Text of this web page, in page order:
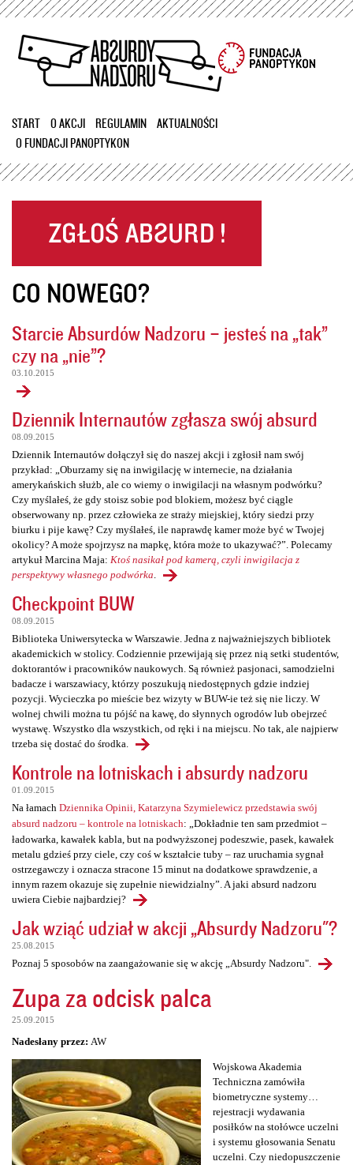
Przejdź
treści
START O AKCJI REGULAMIN
AKTUALNOŚCI
O FUNDACJI PANOPTYKON
CO NOWEGO?
Starcie Absurdów Nadzoru – jesteś na „tak”
czy na „nie”?
03.10.2015
Dziennik Internautów zgłasza swój absurd
08.09.2015
Dziennik Internautów dołączył się do naszej akcji i zgłosił nam swój
przykład: „Oburzamy się na inwigilację w internecie, na działania
amerykańskich służb, ale co wiemy o inwigilacji na własnym podwórku?
Czy myślałeś, że gdy stoisz sobie pod blokiem, możesz być ciągle
obserwowany np. przez człowieka ze straży miejskiej, który siedzi przy
biurku i pije kawę? Czy myślałeś, ile naprawdę kamer może być w Twojej
okolicy? A może spojrzysz na mapkę, która może to ukazywać?”. Polecamy
artykuł Marcina Maja: Ktoś nasikał pod kamerą, czyli inwigilacja z
perspektywy własnego podwórka
Checkpoint BUW
08.09.2015
Biblioteka Uniwersytecka w Warszawie. Jedna z najważniejszych bibliotek
akademickich w stolicy. Codziennie przewijają się przez nią setki studentów,
doktorantów i pracowników naukowych. Są również pasjonaci, samodzielni
badacze i warszawiacy, którzy poszukują niedostępnych gdzie indziej
pozycji. Wycieczka po mieście bez wizyty w BUW-ie też się nie liczy. W
wolnej chwili można tu pójść na kawę, do słynnych ogrodów lub obejrzeć
wystawę. Wszystko dla wszystkich, od ręki i na miejscu. No tak, ale najpierw
trzeba się dostać do środka.
Kontrole na lotniskach i absurdy nadzoru
01.09.2015
Na łamach Dziennika Opinii, Katarzyna Szymielewicz przedstawia swój
absurd nadzoru – kontrole na lotniskach: „Dokładnie ten sam przedmiot –
ładowarka, kawałek kabla, but na podwyższonej podeszwie, pasek, kawałek
metalu gdzieś przy ciele, czy coś w kształcie tuby – raz uruchamia sygnał
ostrzegawczy i oznacza stracone 15 minut na dodatkowe sprawdzenie, a
innym razem okazuje się zupełnie niewidzialny”. A jaki absurd nadzoru
uwiera Ciebie najbardziej?
Jak wziąć udział w akcji „Absurdy Nadzoru"?
25.08.2015
Poznaj 5 sposobów na zaangażowanie się w akcję „Absurdy Nadzoru".
Zupa za odcisk palca
25.09.2015
Nadesłany przez: AW
Wojskowa Akademia
Techniczna zamówiła
biometryczne systemy…
rejestracji wydawania
posiłków na stołówce uczelni
i systemu głosowania Senatu
uczelni. Czy niedopuszczenie